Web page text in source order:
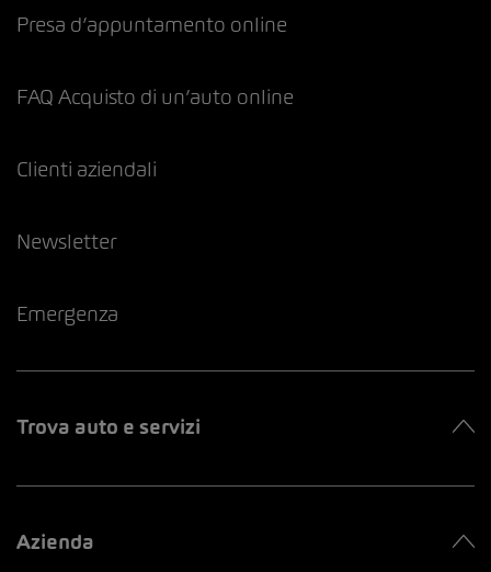
Presa d’appuntamento online
FAQ Acquisto di un’auto online
Clienti aziendali
Newsletter
Emergenza
Trova auto e servizi
Azienda